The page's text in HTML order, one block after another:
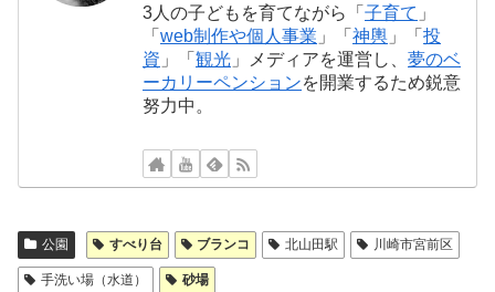
3人の子どもを育てながら「子育て 」
「web制作や個人事業 」「神輿 」「投
資 」「観光 」メディアを運営し、夢のベ
ーカリーペンションを開業するため鋭意
努力中。
公園 すべり台 ブランコ 北山田駅 川崎市宮前区
手洗い場（水道） 砂場